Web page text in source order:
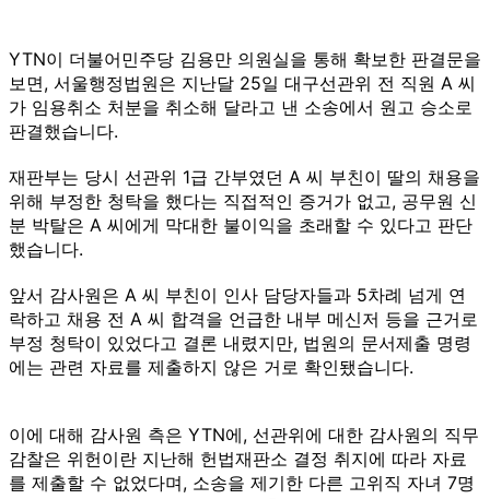
YTN이 더불어민주당 김용만 의원실을 통해 확보한 판결문을
보면, 서울행정법원은 지난달 25일 대구선관위 전 직원 A 씨
가 임용취소 처분을 취소해 달라고 낸 소송에서 원고 승소로
판결했습니다.
재판부는 당시 선관위 1급 간부였던 A 씨 부친이 딸의 채용을
위해 부정한 청탁을 했다는 직접적인 증거가 없고, 공무원 신
분 박탈은 A 씨에게 막대한 불이익을 초래할 수 있다고 판단
했습니다.
앞서 감사원은 A 씨 부친이 인사 담당자들과 5차례 넘게 연
락하고 채용 전 A 씨 합격을 언급한 내부 메신저 등을 근거로
부정 청탁이 있었다고 결론 내렸지만, 법원의 문서제출 명령
에는 관련 자료를 제출하지 않은 거로 확인됐습니다.
이에 대해 감사원 측은 YTN에, 선관위에 대한 감사원의 직무
감찰은 위헌이란 지난해 헌법재판소 결정 취지에 따라 자료
를 제출할 수 없었다며, 소송을 제기한 다른 고위직 자녀 7명